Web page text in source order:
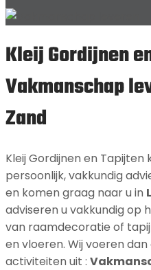
Kleij Gordijnen
Vakmanschap
Zand
Kleij Gordijnen en
persoonlijk, vakkundig
en komen graag naar u in
adviseren u vakkundig op
van raamdecoratie of
en vloeren. Wij voeren
activiteiten uit :